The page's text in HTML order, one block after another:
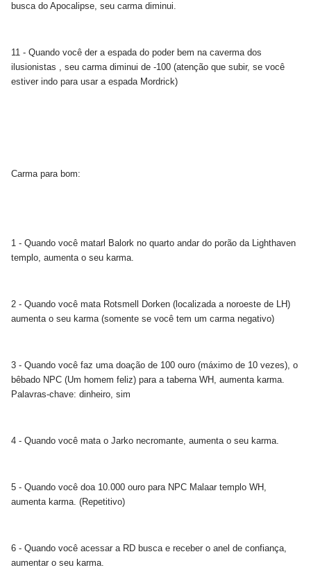
busca do Apocalipse, seu carma diminui.
11 - Quando você der a espada do poder bem na caverma dos
ilusionistas , seu carma diminui de -100 (atenção que subir, se você
estiver indo para usar a espada Mordrick)
Carma para bom:
1 - Quando você matarl Balork no quarto andar do porão da Lighthaven
templo, aumenta o seu karma.
2 - Quando você mata Rotsmell Dorken (localizada a noroeste de LH)
aumenta o seu karma (somente se você tem um carma negativo)
3 - Quando você faz uma doação de 100 ouro (máximo de 10 vezes), o
bêbado NPC (Um homem feliz) para a taberna WH, aumenta karma.
Palavras-chave: dinheiro, sim
4 - Quando você mata o Jarko necromante, aumenta o seu karma.
5 - Quando você doa 10.000 ouro para NPC Malaar templo WH,
aumenta karma. (Repetitivo)
6 - Quando você acessar a RD busca e receber o anel de confiança,
aumentar o seu karma.